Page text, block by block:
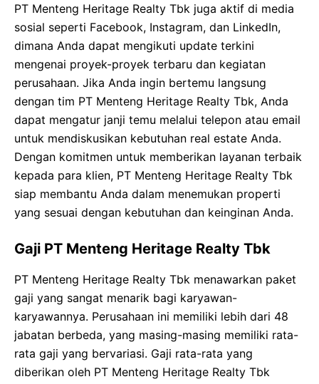
PT Menteng Heritage Realty Tbk juga aktif di media
sosial seperti Facebook, Instagram, dan LinkedIn,
dimana Anda dapat mengikuti update terkini
mengenai proyek-proyek terbaru dan kegiatan
perusahaan. Jika Anda ingin bertemu langsung
dengan tim PT Menteng Heritage Realty Tbk, Anda
dapat mengatur janji temu melalui telepon atau email
untuk mendiskusikan kebutuhan real estate Anda.
Dengan komitmen untuk memberikan layanan terbaik
kepada para klien, PT Menteng Heritage Realty Tbk
siap membantu Anda dalam menemukan properti
yang sesuai dengan kebutuhan dan keinginan Anda.
Gaji PT Menteng Heritage Realty Tbk
PT Menteng Heritage Realty Tbk menawarkan paket
gaji yang sangat menarik bagi karyawan-
karyawannya. Perusahaan ini memiliki lebih dari 48
jabatan berbeda, yang masing-masing memiliki rata-
rata gaji yang bervariasi. Gaji rata-rata yang
diberikan oleh PT Menteng Heritage Realty Tbk